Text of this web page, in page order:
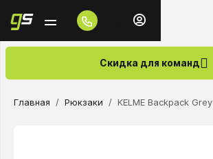
Скидка для команд
Главная Рюкзаки KELME Backpack Grey